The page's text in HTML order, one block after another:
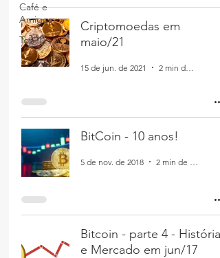
Café e
Amigos
Top 12
Criptomoedas em
maio/21
15 de jun. de 2021
BitCoin - 10 anos!
5 de nov. de 2018
Bitcoin - parte 4 - História
e Mercado em jun/17